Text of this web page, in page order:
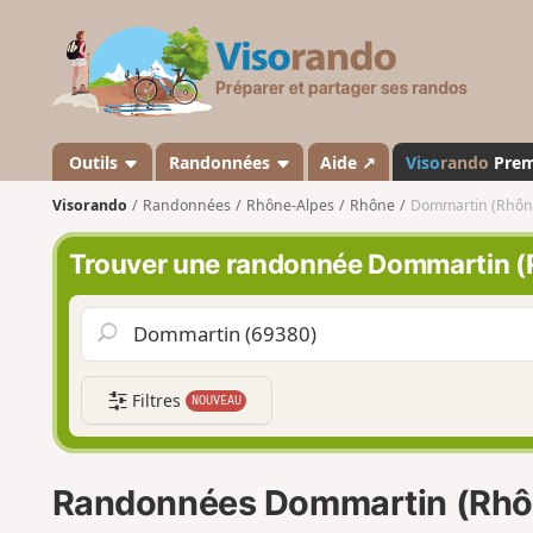
s
a
n
d
o
Outils Randonnées Aide ↗ Visorando
Visorando Randonnées Rhône-Alpes Rhône Dommartin
Trouver une randonnée Dommartin
Filtres NOUVEAU
Randonnées Dommartin